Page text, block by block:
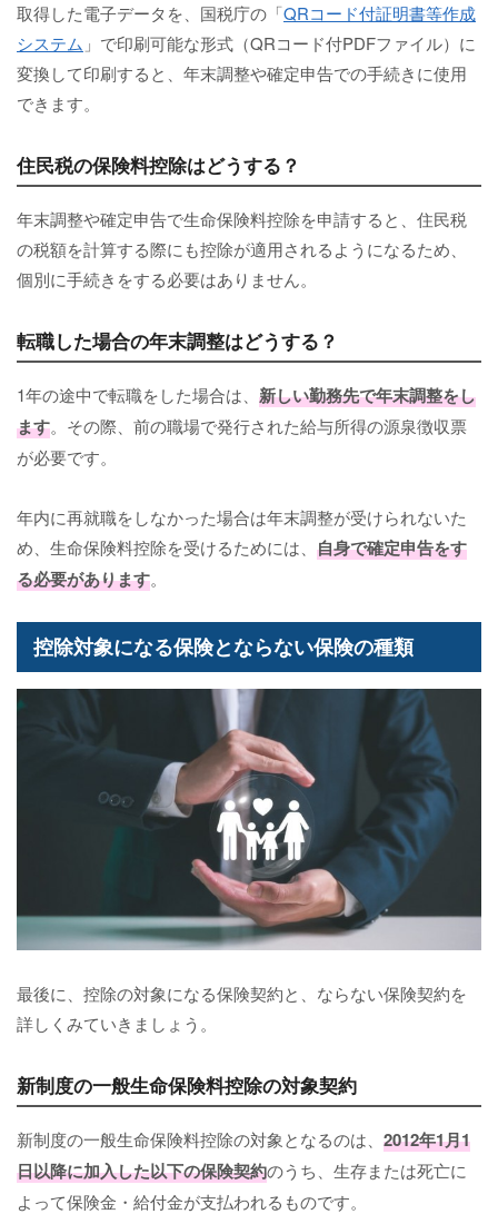
取得した電子データを、国税庁の「QRコード付証明書等作成
システム 」で印刷可能な形式（QRコード付PDFファイル）に
変換して印刷すると、年末調整や確定申告での手続きに使用
できます。
住民税の保険料控除はどうする？
年末調整や確定申告で生命保険料控除を申請すると、住民税
の税額を計算する際にも控除が適用されるようになるため、
個別に手続きをする必要はありません。
転職した場合の年末調整はどうする？
1年の途中で転職をした場合は、 新しい勤務先で年末調整をし
ます。その際、前の職場で発行された給与所得の源泉徴収票
が必要です。
年内に再就職をしなかった場合は年末調整が受けられないた
め、生命保険料控除を受けるためには、 自身で確定申告をす
る必要があります。
控除対象になる保険とならない保険の種類
最後に、控除の対象になる保険契約と、ならない保険契約を
詳しくみていきましょう。
新制度の一般生命保険料控除の対象契約
新制度の一般生命保険料控除の対象となるのは、 2012年1月1
日以降に加入した以下の保険契約のうち、生存または死亡に
よって保険金・給付金が支払われるものです。